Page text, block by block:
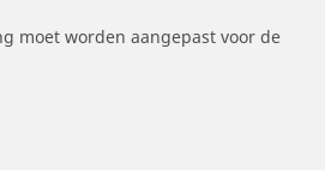
moet worden aangepast voor de